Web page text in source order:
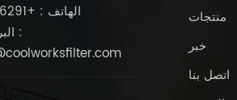
الهاتف : +8613525046291
منتجات
خبر
اتصل بنا